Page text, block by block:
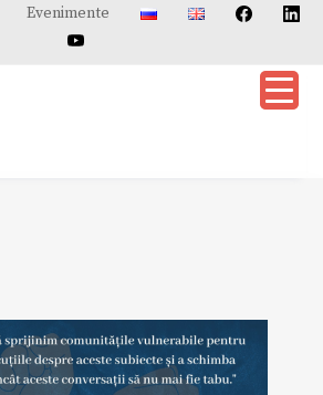
Evenimente